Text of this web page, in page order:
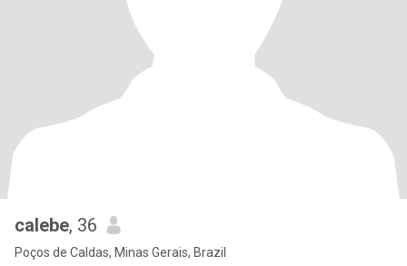
calebe, 36
Poços de Caldas, Minas Gerais, Brazil